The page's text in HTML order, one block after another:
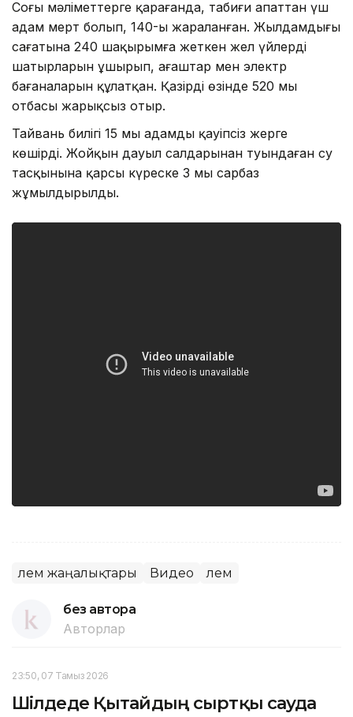
Соңғы мәліметтерге қарағанда, табиғи апаттан үш
адам мерт болып, 140-ы жараланған. Жылдамдығы
сағатына 240 шақырымға жеткен жел үйлердің
шатырларын ұшырып, ағаштар мен электр
бағаналарын құлатқан. Қазірдің өзінде 520 мың
отбасы жарықсыз отыр.
Тайвань билігі 15 мың адамды қауіпсіз жерге
көшірді. Жойқын дауыл салдарынан туындаған су
тасқынына қарсы күреске 3 мың сарбаз
жұмылдырылды.
Әлем жаңалықтары Видео Әлем
без автора
Авторлар
23:50, 07 Тамыз 2026
Шілдеде Қытайдың сыртқы сауда